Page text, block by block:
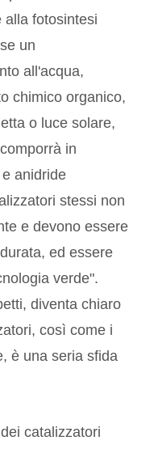
alla fotosintesi
un
all'acqua,
chimico organico,
o luce solare,
in
anidride
stessi non
e devono essere
ed essere
verde".
diventa chiaro
così come i
è una seria sfida
catalizzatori